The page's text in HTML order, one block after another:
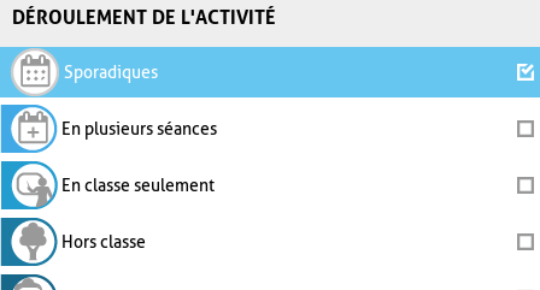
DÉROULEMENT DE L'ACTIVITÉ
Sporadiques
En plusieurs séances
En classe seulement
Hors classe